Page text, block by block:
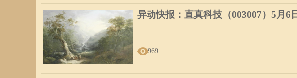
异动快报：直真科技（003007）5月6
969